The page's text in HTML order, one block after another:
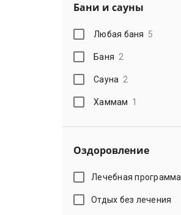
Бани и сауны
Любая баня 5
Баня 2
Сауна 2
Хаммам 1
Оздоровление
Лечебная программа
Отдых без лечения